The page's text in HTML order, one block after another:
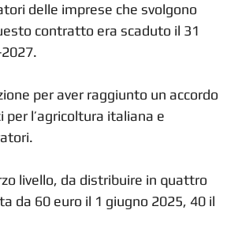
delle imprese che svolgono
contratto era scaduto il 31
per aver raggiunto un accordo
l’agricoltura italiana e
livello, da distribuire in quattro
da 60 euro il 1 giugno 2025, 40 il